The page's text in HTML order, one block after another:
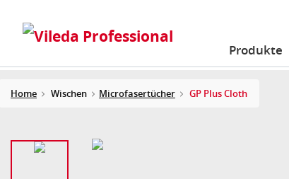
Produkte
Home Wischen Microfasertücher GP Plus Cloth